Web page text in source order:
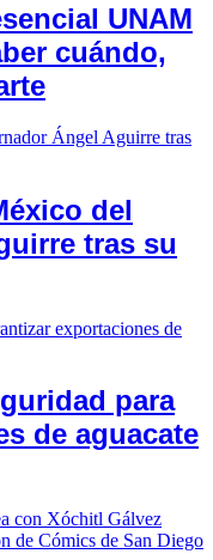
UNAM
cuándo,
del
tras su
para
de aguacate
con Xóchitl Gálvez
de Cómics de San Diego